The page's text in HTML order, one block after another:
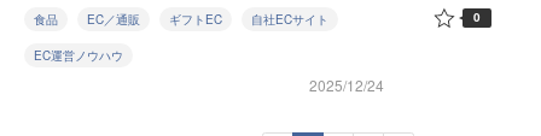
食品 EC／通販 ギフトEC 自社ECサイト
EC運営ノウハウ
2025/12/24
0